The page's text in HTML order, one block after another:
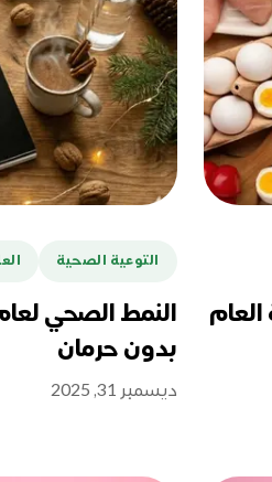
التوعية الصحية
بدون حرمان
ديسمبر 31, 2025